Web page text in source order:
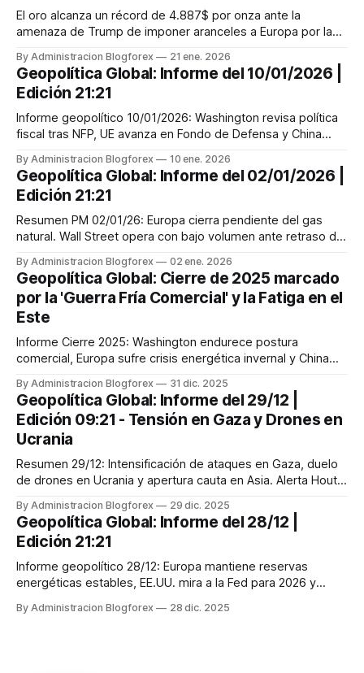
El oro alcanza un récord de 4.887$ por onza ante la
amenaza de Trump de imponer aranceles a Europa por la
By Administracion Blogforex 21 ene. 2026
Geopolítica Global: Informe del 10/01/2026 |
Edición 21:21
Informe geopolítico 10/01/2026: Washington revisa política
fiscal tras NFP, UE avanza en Fondo de Defensa y China
By Administracion Blogforex 10 ene. 2026
Geopolítica Global: Informe del 02/01/2026 |
Edición 21:21
Resumen PM 02/01/26: Europa cierra pendiente del gas
natural. Wall Street opera con bajo volumen ante retraso del
By Administracion Blogforex 02 ene. 2026
Geopolítica Global: Cierre de 2025 marcado
por la 'Guerra Fría Comercial' y la Fatiga en el
Este
Informe Cierre 2025: Washington endurece postura
comercial, Europa sufre crisis energética invernal y China
By Administracion Blogforex 31 dic. 2025
Geopolítica Global: Informe del 29/12 |
Edición 09:21 - Tensión en Gaza y Drones en
Ucrania
Resumen 29/12: Intensificación de ataques en Gaza, duelo
de drones en Ucrania y apertura cauta en Asia. Alerta Houthi
By Administracion Blogforex 29 dic. 2025
Geopolítica Global: Informe del 28/12 |
Edición 21:21
Informe geopolítico 28/12: Europa mantiene reservas
energéticas estables, EE.UU. mira a la Fed para 2026 y
By Administracion Blogforex 28 dic. 2025